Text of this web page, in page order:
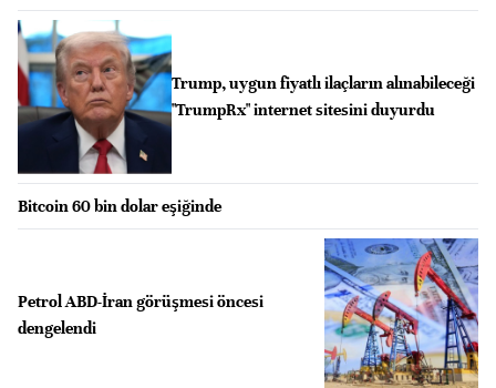
Trump, uygun fiyatlı ilaçların alınabileceği
"TrumpRx" internet sitesini duyurdu
Bitcoin 60 bin dolar eşiğinde
Petrol ABD-İran görüşmesi öncesi
dengelendi